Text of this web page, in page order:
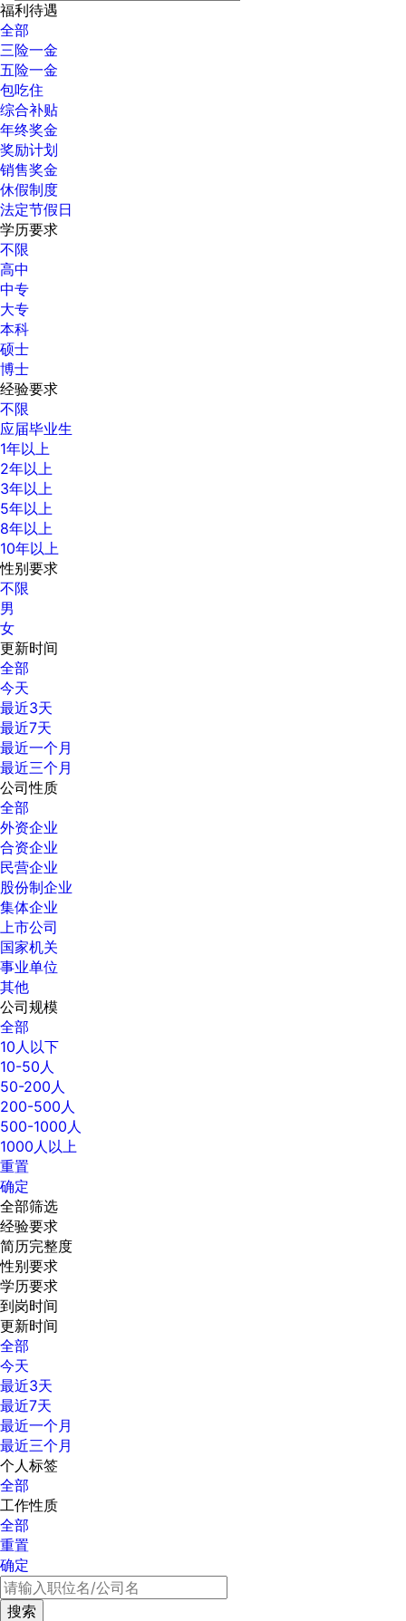
福利待遇
全部
三险一金
五险一金
包吃住
综合补贴
年终奖金
奖励计划
销售奖金
休假制度
法定节假日
学历要求
不限
高中
中专
大专
本科
硕士
博士
经验要求
不限
应届毕业生
1年以上
2年以上
3年以上
5年以上
8年以上
10年以上
性别要求
不限
男
女
更新时间
全部
今天
最近3天
最近7天
最近一个月
最近三个月
公司性质
全部
外资企业
合资企业
民营企业
股份制企业
集体企业
上市公司
国家机关
事业单位
其他
公司规模
全部
10人以下
10-50人
50-200人
200-500人
500-1000人
1000人以上
重置
确定
全部筛选
经验要求
简历完整度
性别要求
学历要求
到岗时间
更新时间
全部
今天
最近3天
最近7天
最近一个月
最近三个月
个人标签
全部
工作性质
全部
重置
确定